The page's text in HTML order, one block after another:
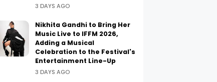
3 DAYS AGO
Nikhita Gandhi to Bring Her
Music Live to IFFM 2026,
Adding a Musical
Celebration to the Festival's
Entertainment Line-Up
3 DAYS AGO